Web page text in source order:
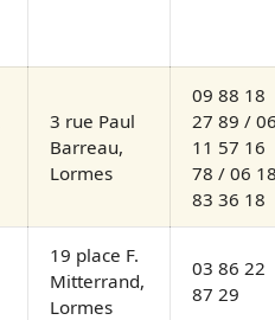
3 rue Paul
Barreau,
Lormes
09 88 18
27 89 /
11 57 16
78 / 06
83 36 18
19 place F.
Mitterrand,
Lormes
03 86 22
87 29